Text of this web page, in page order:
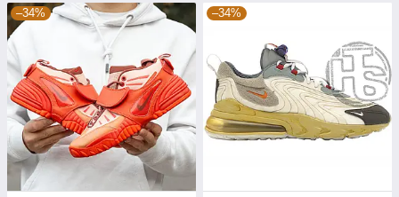
–34% –34%